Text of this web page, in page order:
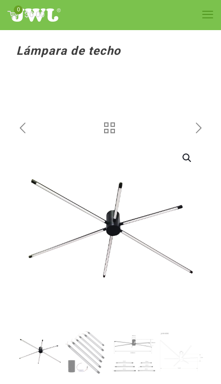
0
$0.00
Lámpara de techo